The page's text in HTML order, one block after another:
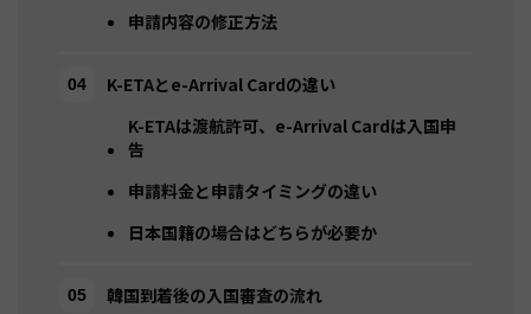
申請内容の修正方法
K-ETAとe-Arrival Cardの違い
K-ETAは渡航許可、e-Arrival Cardは入国申
告
申請料金と申請タイミングの違い
日本国籍の場合はどちらが必要か
韓国到着後の入国審査の流れ